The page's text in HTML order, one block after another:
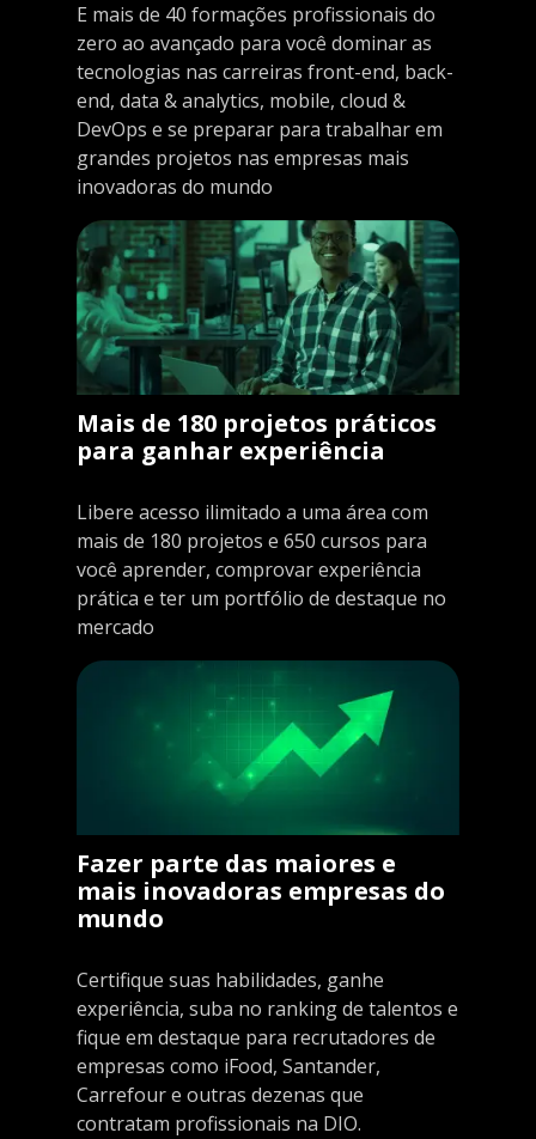
E mais de 40 formações profissionais do
zero ao avançado para você dominar as
tecnologias nas carreiras front-end, back-
end, data & analytics, mobile, cloud &
DevOps e se preparar para trabalhar em
grandes projetos nas empresas mais
inovadoras do mundo
Mais de 180 projetos práticos
para ganhar experiência
Libere acesso ilimitado a uma área com
mais de 180 projetos e 650 cursos para
você aprender, comprovar experiência
prática e ter um portfólio de destaque no
mercado
Fazer parte das maiores e
mais inovadoras empresas do
mundo
Certifique suas habilidades, ganhe
experiência, suba no ranking de talentos e
fique em destaque para recrutadores de
empresas como iFood, Santander,
Carrefour e outras dezenas que
contratam profissionais na DIO.